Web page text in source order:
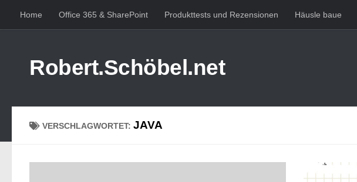
Zum Inhalt springen
Home Office 365 & SharePoint Produkttests und Rezensionen Häusle baue
Robert.Schöbel.net
VERSCHLAGWORTET:JAVA